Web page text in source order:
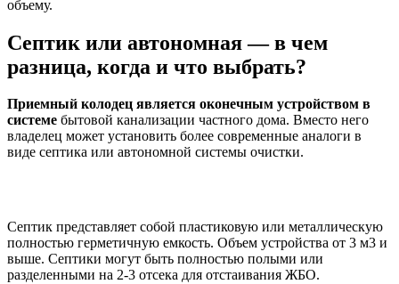
объему.
Септик или автономная — в чем
разница, когда и что выбрать?
Приемный колодец является оконечным устройством в
системе бытовой канализации частного дома. Вместо него
владелец может установить более современные аналоги в
виде септика или автономной системы очистки.
Септик представляет собой пластиковую или металлическую
полностью герметичную емкость. Объем устройства от 3 м3 и
выше. Септики могут быть полностью полыми или
разделенными на 2-3 отсека для отстаивания ЖБО.